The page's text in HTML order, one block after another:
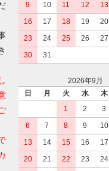
9
10 11 12 13
16
17 18 19 20
23
24 25 26 27
30
31
2026年9月
日
月 火 水 木
1
2 3
6
7 8 9 10
13
14 15 16 17
20
21 22 23 24